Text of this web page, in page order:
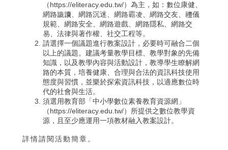
（https://eliteracy.edu.tw/）為主，如：數位康健、
網路識讀、網路沉迷、網路霸凌、網路交友、禮儀
規範、網路安全、網路遊戲、網路隱私、網路交
易、法律與著作權、社交工程等。
請選擇一個議題進行教案設計，必要時可融合二個
以上的議題。建議考量教學目標、教學對象的先備
知識，以及教學內容與活動設計，教導學生瞭解網
路的本質，培養健康、合理與合法的資訊科技使用
態度與習慣，並樂於探索資訊科技，以適應數位時
代的社會與生活。
須選用教育部「中小學數位素養教育資源網」
（https://eliteracy.edu.tw/）所提供之數位教學資
源，且至少應運用一項教材融入教案設計。
詳情請閱活動簡章。